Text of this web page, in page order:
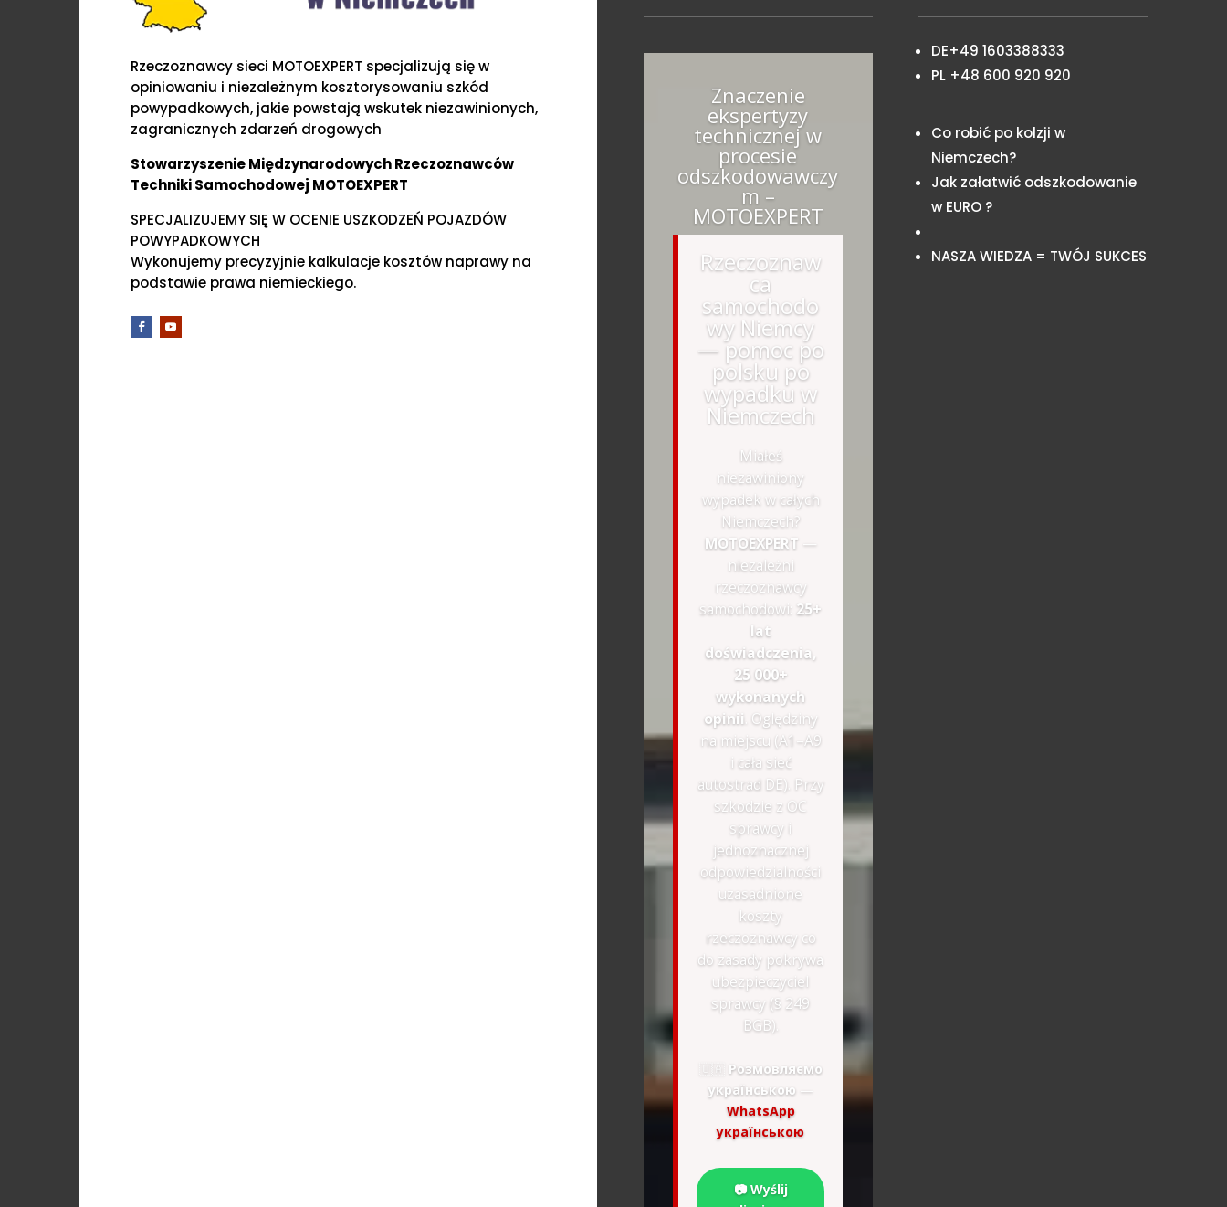
Rzeczoznawcy sieci MOTOEXPERT specjalizują się w
opiniowaniu i niezależnym kosztorysowaniu szkód
powypadkowych, jakie powstają wskutek niezawinionych,
zagranicznych zdarzeń drogowych
Stowarzyszenie Międzynarodowych Rzeczoznawców
Techniki Samochodowej MOTOEXPERT
SPECJALIZUJEMY SIĘ W OCENIE USZKODZEŃ POJAZDÓW
POWYPADKOWYCH
Wykonujemy precyzyjnie kalkulacje kosztów naprawy na
podstawie prawa niemieckiego.
Znaczenie
ekspertyzy
technicznej w
procesie
odszkodowawczy
m –
MOTOEXPERT
Rzeczoznaw
ca
samochodo
wy Niemcy
— pomoc po
polsku po
wypadku w
Niemczech
Miałeś
niezawiniony
wypadek w całych
Niemczech?
MOTOEXPERT —
niezależni
rzeczoznawcy
samochodowi: 25+
lat
doświadczenia,
25 000+
wykonanych
opinii . Oględziny
na miejscu (A1–A9
i cała sieć
autostrad DE). Przy
szkodzie z OC
sprawcy i
jednoznacznej
odpowiedzialności
uzasadnione
koszty
rzeczoznawcy co
do zasady pokrywa
ubezpieczyciel
sprawcy (§ 249
BGB).
🇺🇦 Розмовляємо
українською—
WhatsApp
українською
📷 Wyślij
DE+49 1603388333
PL +48 600 920 920
Co robić po kolzji w
Niemczech?
Jak załatwić odszkodowanie
w EURO ?
NASZA WIEDZA = TWÓJ SUKCES